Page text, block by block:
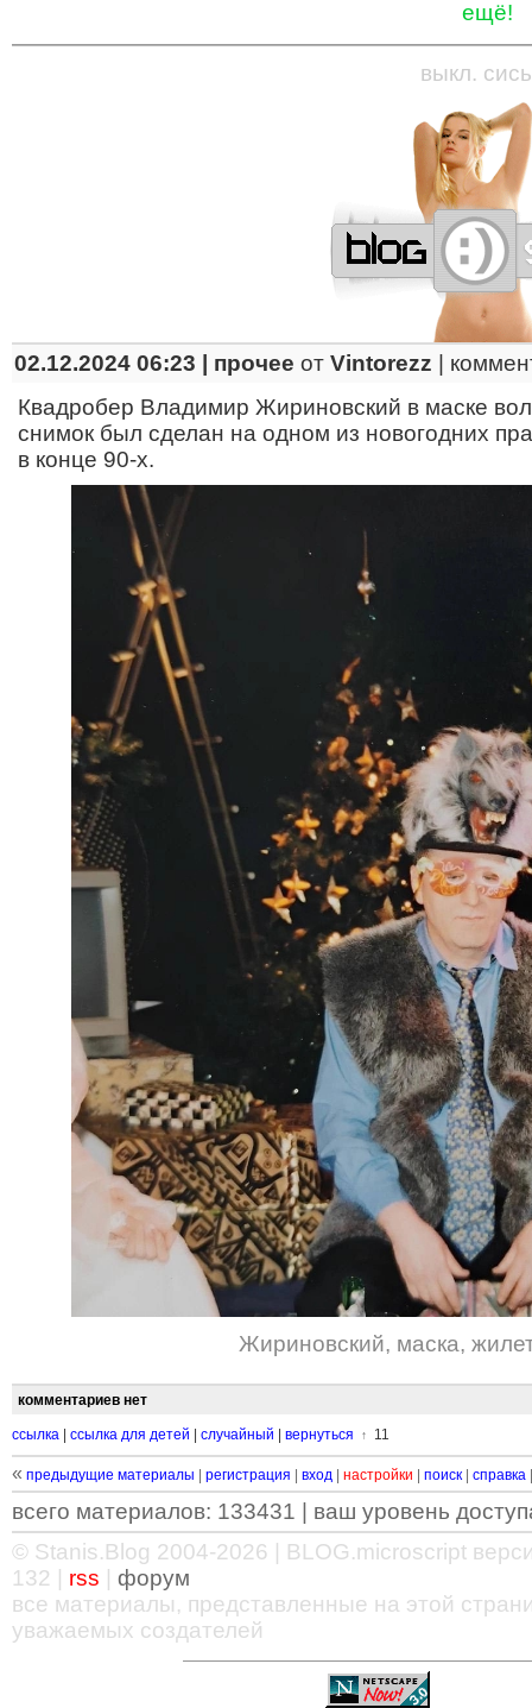
ещё!
—————————————————
выкл.
02.12.2024 06:23 | прочее от Vintorezz
Квадробер Владимир Жириновский в маске
снимок был сделан на одном из новогодних
в конце 90-х.
Жириновский, маска, жилет
комментариев нет
ссылка ссылка для детей случайный вернуться ↑ 11
« предыдущие материалы регистрация вход настройки поиск справка
всего материалов: 133431 | ваш уровень
© Stanis.Blog 2004-2026 | BLOG.microscript
132 |
rss
форум
все материалы, представленные на этой
уважаемых создателей
——————————————————